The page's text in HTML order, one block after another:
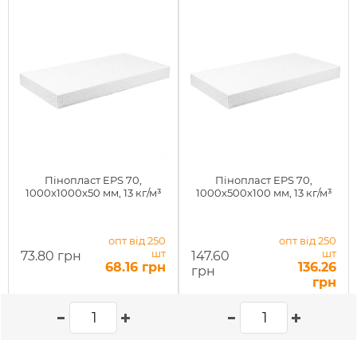
Пінопласт EPS 70,
1000x1000x50 мм, 13 кг/м³
73.80 грн
опт від 250
шт
68.16 грн
Пінопласт EPS 70,
1000x500x100 мм, 13 кг/м³
147.60
грн
опт від 250
шт
136.26
грн